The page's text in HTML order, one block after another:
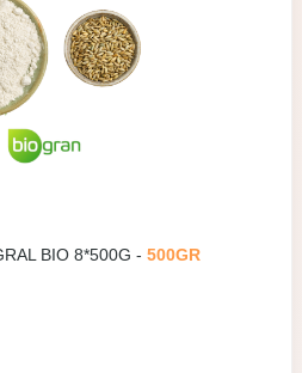
HARINA DE AVENA INTEGRAL BIO 8*500G - 500GR